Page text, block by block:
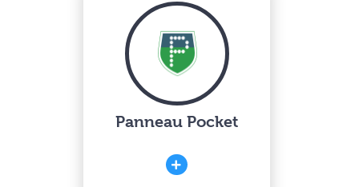
Panneau Pocket